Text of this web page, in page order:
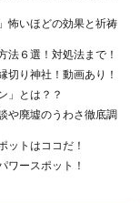
怖いほどの効果と祈祷
法６選！対処法まで！
切り神社！動画あり！
」とは？？
や廃墟のうわさ徹底調
ットはココだ！
ワースポット！